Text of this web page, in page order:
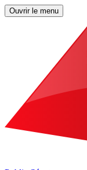
Ouvrir le menu